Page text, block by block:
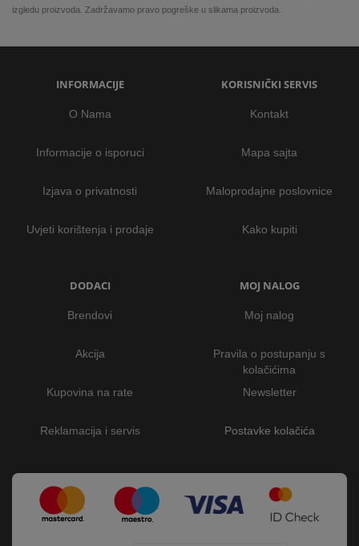
izgledu proizvoda. Zadržavamo pravo pogreške u slikama proizvoda.
INFORMACIJE
O Nama
Informacije o isporuci
Izjava o privatnosti
Uvjeti korištenja i prodaje
KORISNIČKI SERVIS
Kontakt
Mapa sajta
Maloprodajne poslovnice
Kako kupiti
DODACI
Brendovi
Akcija
Kupovina na rate
Reklamacija i servis
MOJ NALOG
Moj nalog
Pravila o postupanju s
kolačićima
Newsletter
Postavke kolačića